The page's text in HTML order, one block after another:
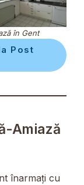
în Gent
Post
Amiază
înarmați cu